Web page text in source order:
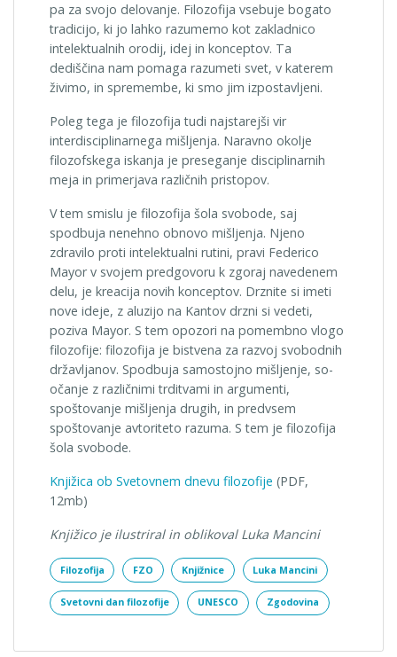
pa za svojo delovanje. Filozofija vsebuje bogato
tradicijo, ki jo lahko razumemo kot zakladnico
intelektualnih orodij, idej in koncep­tov. Ta
dediščina nam pomaga razumeti svet, v katerem
živimo, in spremembe, ki smo jim izpostavljeni.
Poleg tega je filozofija tudi najstarejši vir
interdisciplinarnega mišljenja. Naravno okolje
filozofskega iskanja je preseganje disciplinarnih
meja in primerjava različnih pristopov.
V tem smislu je filozofija šola svobode, saj
spodbuja nenehno obnovo mišljenja. Njeno
zdravilo proti intelektualni rutini, pravi Federico
Mayor v svojem predgovoru k zgoraj navedenem
delu, je kreacija novih konceptov. Drznite si imeti
nove ideje, z aluzijo na Kantov drzni si vedeti,
poziva Mayor. S tem opozori na pomembno vlogo
filozofije: filozofija je bistvena za razvoj svobodnih
državljanov. Spodbuja samostojno mišljenje, so­
očanje z različnimi trditvami in argumenti,
spoštovanje mišlje­nja drugih, in predvsem
spoštovanje avtoriteto razuma. S tem je filozofija
šola svobode.
Knjižica ob Svetovnem dnevu filozofije (PDF,
12mb)
Knjižico je ilustriral in oblikoval Luka Mancini
Filozofija FZO Knjižnice Luka Mancini
Svetovni dan filozofije UNESCO Zgodovina